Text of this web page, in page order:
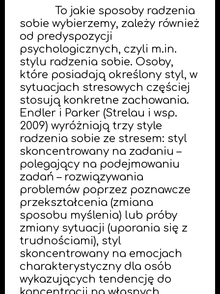
To jakie sposoby radzenia
sobie wybierzemy, zależy również
od predyspozycji
psychologicznych, czyli m.in.
stylu radzenia sobie. Osoby,
które posiadają określony styl, w
sytuacjach stresowych częściej
stosują konkretne zachowania.
Endler i Parker (Strelau i wsp.
2009) wyróżniają trzy style
radzenia sobie ze stresem: styl
skoncentrowany na zadaniu –
polegający na podejmowaniu
zadań – rozwiązywania
problemów poprzez poznawcze
przekształcenia (zmiana
sposobu myślenia) lub próby
zmiany sytuacji (uporania się z
trudnościami), styl
skoncentrowany na emocjach
charakterystyczny dla osób
wykazujących tendencję do